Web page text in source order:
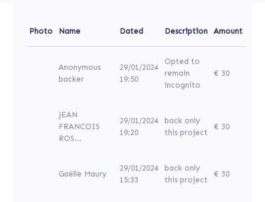
Photo Name Dated Description Amount
Anonymous
backer
29/01/2024
19:50
Opted to
remain
incognito
€ 30
JEAN
FRANCOIS
ROS...
29/01/2024
19:20
back only
this project
€ 30
Gaëlle Maury
29/01/2024
15:33
back only
this project
€ 30